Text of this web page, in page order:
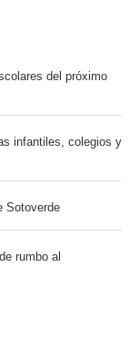
del próximo
infantiles, colegios y
Sotoverde
rumbo al